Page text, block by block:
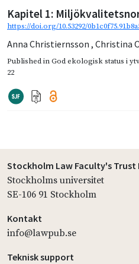
Kapitel 1:
https://doi.org/10.53292/
Anna Christiernsson , Christina
Published inGod ekologisk status i
22
Stockholm Law Faculty's
Stockholms universitet
SE-106 91 Stockholm
Kontakt
info@lawpub.se
Teknisk support